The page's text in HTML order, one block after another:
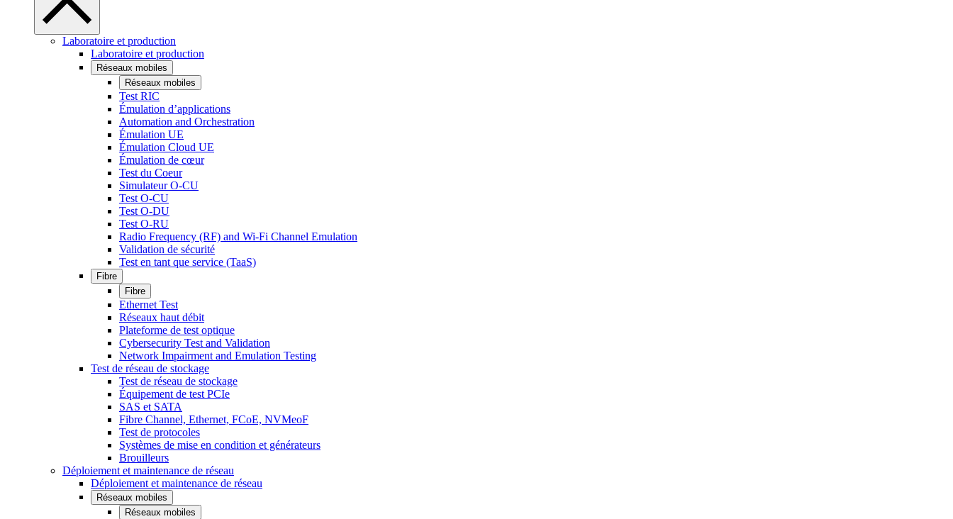
Laboratoire et production
Laboratoire et production
Réseaux mobiles
Réseaux mobiles
Test RIC
Émulation d’applications
Automation and Orchestration
Émulation UE
Émulation Cloud UE
Émulation de cœur
Test du Coeur
Simulateur O-CU
Test O-CU
Test O-DU
Test O-RU
Radio Frequency (RF) and Wi-Fi Channel Emulation
Validation de sécurité
Test en tant que service (TaaS)
Fibre
Fibre
Ethernet Test
Réseaux haut débit
Plateforme de test optique
Cybersecurity Test and Validation
Network Impairment and Emulation Testing
Test de réseau de stockage
Test de réseau de stockage
Équipement de test PCIe
SAS et SATA
Fibre Channel, Ethernet, FCoE, NVMeoF
Test de protocoles
Systèmes de mise en condition et générateurs
Brouilleurs
Déploiement et maintenance de réseau
Déploiement et maintenance de réseau
Réseaux mobiles
Réseaux mobiles